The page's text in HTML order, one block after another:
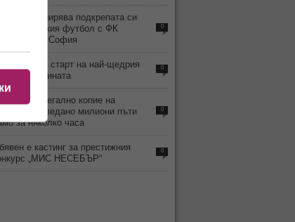
разширява подкрепата си
българския футбол с ФК
- София
0
дава старт на най-щедрия
от годината
0
Нелегално копие на
е гледано милиони пъти
за няколко часа
0
е кастинг за престижния
„МИС НЕСЕБЪР“
0